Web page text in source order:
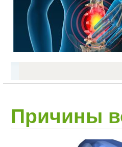
Причины